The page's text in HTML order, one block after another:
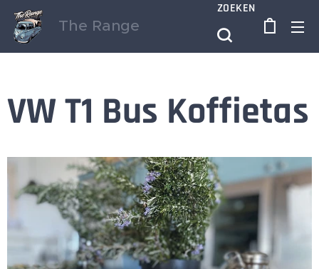
The Range
ZOEKEN
VW T1 Bus Koffietas